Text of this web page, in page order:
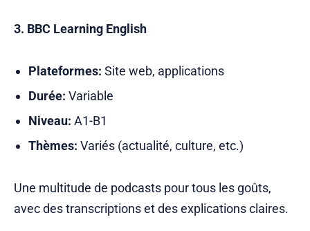
3. BBC Learning English
Plateformes: Site web, applications
Durée: Variable
Niveau: A1-B1
Thèmes: Variés (actualité, culture, etc.)
Une multitude de podcasts pour tous les goûts,
avec des transcriptions et des explications claires.